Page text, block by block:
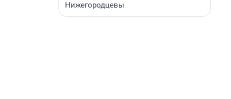
Нижегородцевы